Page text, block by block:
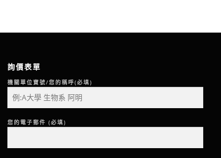
詢價表單
機關單位寶號/您的稱呼(必填)
您的電子郵件 (必填)